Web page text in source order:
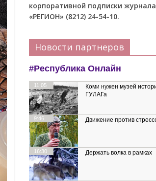
корпоративной подписки журнала
«РЕГИОН» (8212) 24-54-10.
Новости партнеров